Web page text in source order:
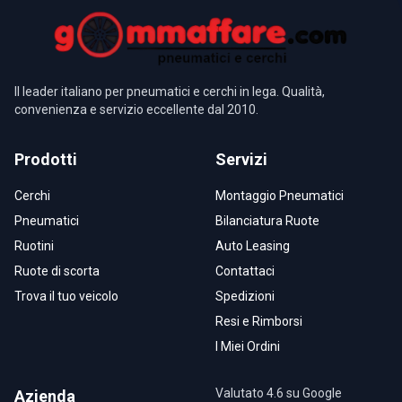
Il leader italiano per pneumatici e cerchi in lega. Qualità,
convenienza e servizio eccellente dal 2010.
Prodotti
Cerchi
Pneumatici
Ruotini
Ruote di scorta
Trova il tuo veicolo
Servizi
Montaggio Pneumatici
Bilanciatura Ruote
Auto Leasing
Contattaci
Spedizioni
Resi e Rimborsi
I Miei Ordini
Azienda Valutato 4.6 su Google